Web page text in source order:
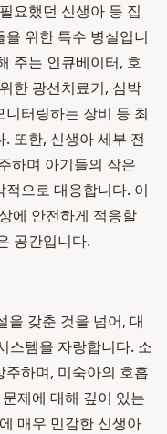
요했던 신생아 등 집
위한 특수 병실입니
주는 인큐베이터, 호
한 광선치료기, 심박
터링하는 장비 등 최
또한, 신생아 세부 전
하며 아기들의 작은
으로 대응합니다. 이
에 안전하게 적응할
공간입니다.
을 갖춘 것을 넘어, 대
스템을 자랑합니다. 소
하며, 미숙아의 호흡
제에 대해 깊이 있는
매우 민감한 신생아